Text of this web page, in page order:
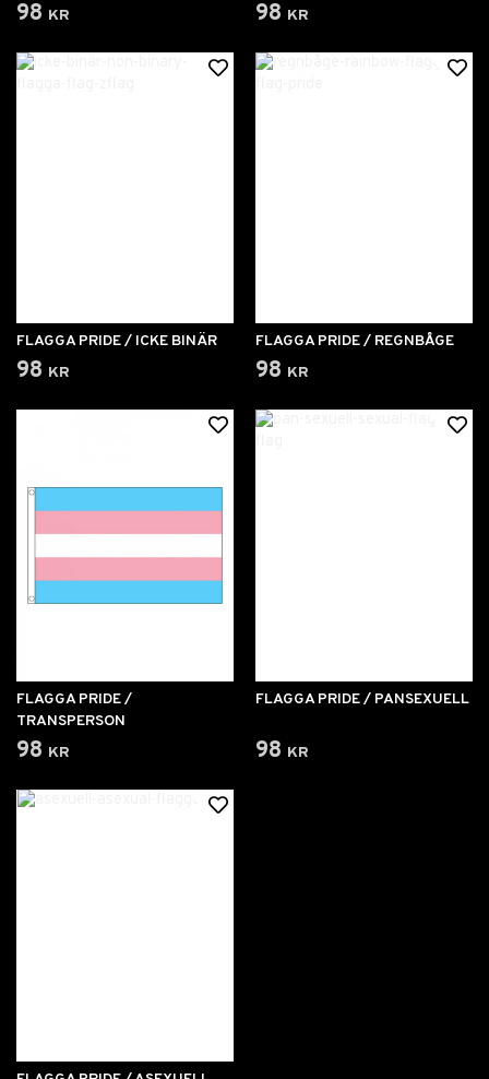
98 kr 98 kr
FLAGGA PRIDE / ICKE BINÄR
98 kr
FLAGGA PRIDE / REGNBÅGE
98 kr
FLAGGA PRIDE /
TRANSPERSON
98 kr
FLAGGA PRIDE / PANSEXUELL
98 kr